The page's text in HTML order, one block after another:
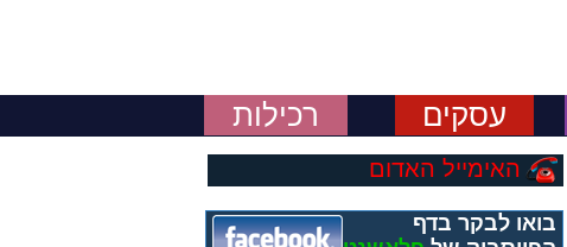
עסקים רכילות
האימייל האדום
בואו לבקר בדף